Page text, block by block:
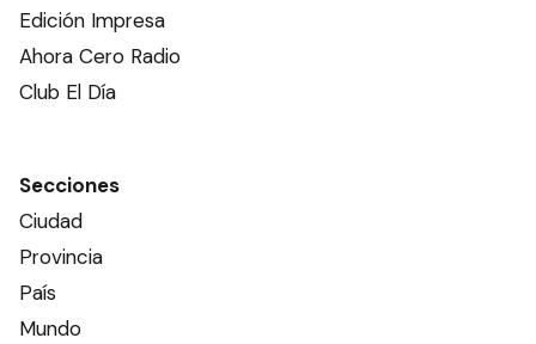
Edición Impresa
Ahora Cero Radio
Club El Día
Secciones
Ciudad
Provincia
País
Mundo